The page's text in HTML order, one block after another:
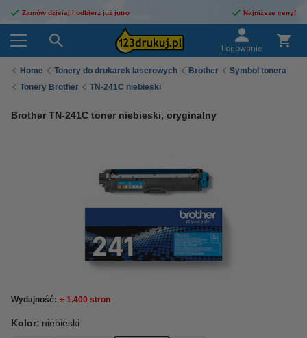
Zamów dzisiaj i odbierz już jutro Najniższe ceny!
Logowanie
Home Tonery do drukarek laserowych Brother
Symbol tonera
Tonery Brother
TN-241C niebieski
Brother TN-241C toner niebieski, oryginalny
Wydajność: ± 1.400 stron
Kolor: niebieski